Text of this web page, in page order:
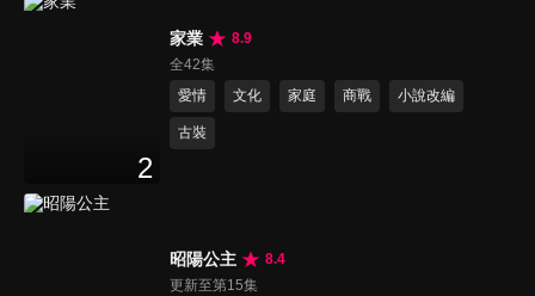
2
家業
8.9
全42集
愛情
文化 家庭 商戰 小說改編
古裝
昭陽公主
8.4
更新至第15集